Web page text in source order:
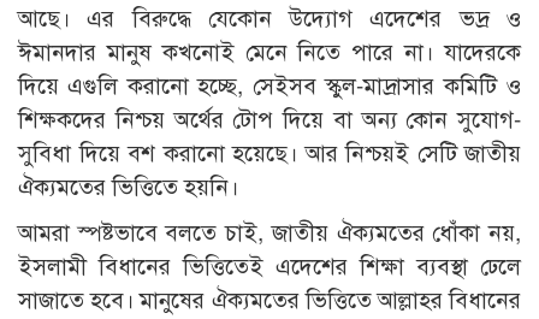
আছে। এর বিরুদ্ধে যেকোন উদ্যোগ এদেশের ভদ্র ও
ঈমানদার মানুষ কখনোই মেনে নিতে পারে না। যাদেরকে
দিয়ে এগুলি করানো হচ্ছে, সেইসব স্কুল-মাদ্রাসার কমিটি ও
শিক্ষকদের নিশ্চয় অর্থের টোপ দিয়ে বা অন্য কোন সুযোগ-
সুবিধা দিয়ে বশ করানো হয়েছে। আর নিশ্চয়ই সেটি জাতীয়
ঐক্যমতের ভিত্তিতে হয়নি।
আমরা স্পষ্টভাবে বলতে চাই, জাতীয় ঐক্যমতের ধোঁকা নয়,
ইসলামী বিধানের ভিত্তিতেই এদেশের শিক্ষা ব্যবস্থা ঢেলে
সাজাতে হবে। মানুষের ঐক্যমতের ভিত্তিতে আল্লাহর বিধানের